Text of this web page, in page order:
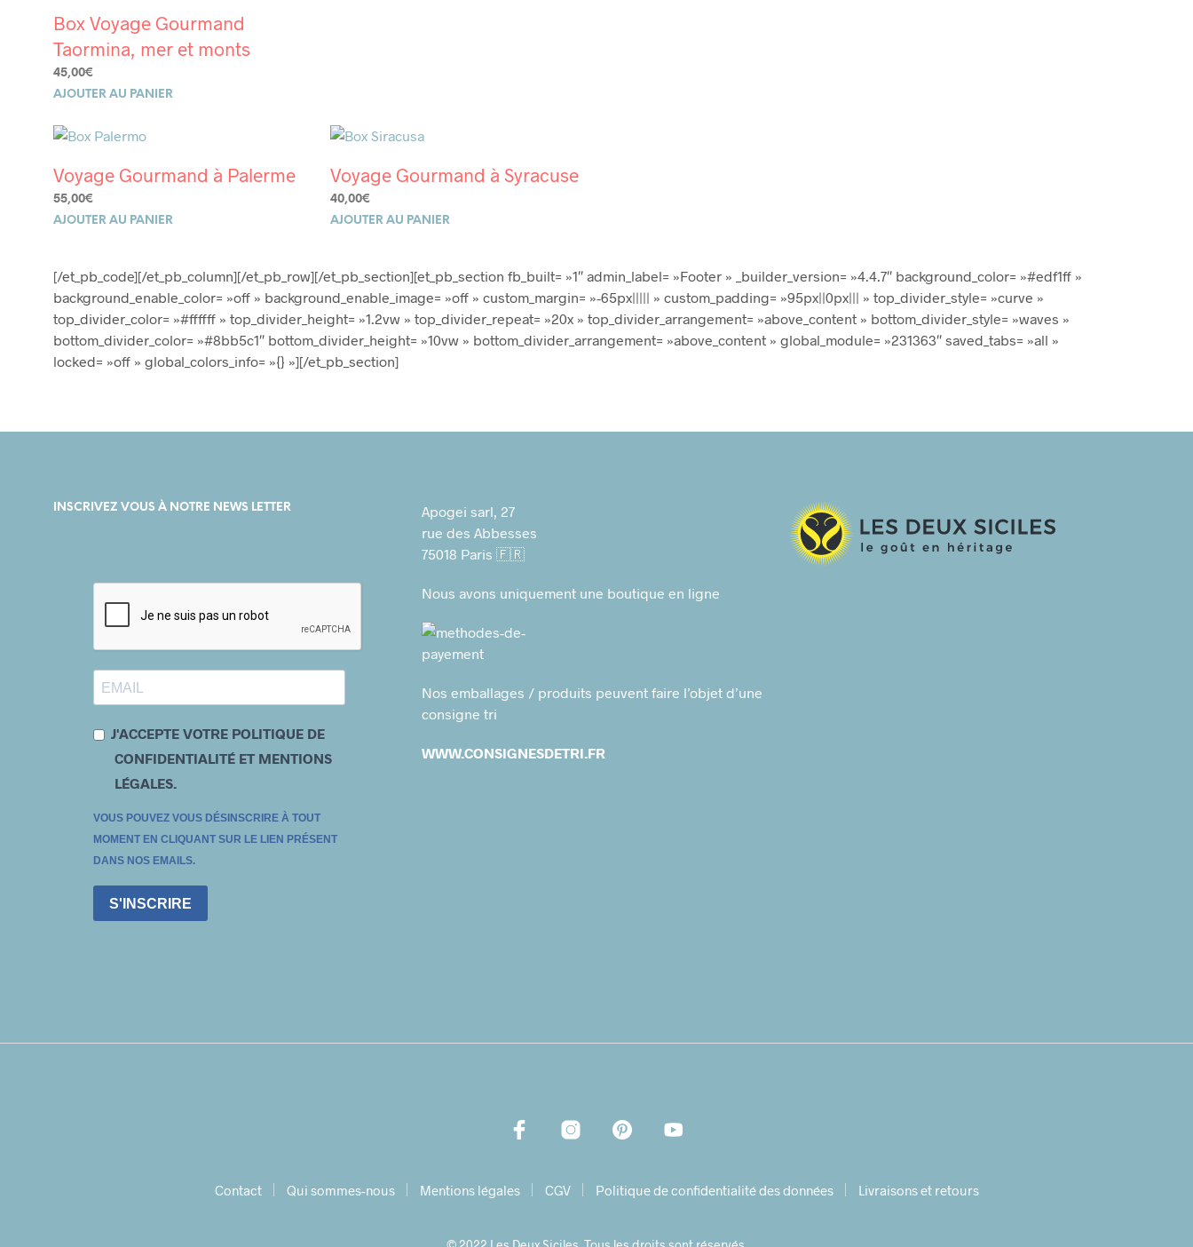
Box Voyage Gourmand
Taormina, mer et monts
45,00€
AJOUTER AU PANIER
Voyage Gourmand à Palerme
55,00€
AJOUTER AU PANIER
Voyage Gourmand à Syracuse
40,00€
AJOUTER AU PANIER
[/et_pb_code][/et_pb_column][/et_pb_row][/et_pb_section][et_pb_section fb_built= »1″ admin_label= »Footer » _builder_version= »4.4.7″ background_color= »#edf1ff »
background_enable_color= »off » background_enable_image= »off » custom_margin= »-65px||||| » custom_padding= »95px||0px||| » top_divider_style= »curve »
top_divider_color= »#ffffff » top_divider_height= »1.2vw » top_divider_repeat= »20x » top_divider_arrangement= »above_content » bottom_divider_style= »waves »
bottom_divider_color= »#8bb5c1″ bottom_divider_height= »10vw » bottom_divider_arrangement= »above_content » global_module= »231363″ saved_tabs= »all »
locked= »off » global_colors_info= »{} »][/et_pb_section]
INSCRIVEZ VOUS À NOTRE NEWS LETTER
J'ACCEPTE VOTRE POLITIQUE DE
CONFIDENTIALITÉ ET MENTIONS
LÉGALES.
VOUS POUVEZ VOUS DÉSINSCRIRE À TOUT
MOMENT EN CLIQUANT SUR LE LIEN PRÉSENT
DANS NOS EMAILS.
S'INSCRIRE
Apogei sarl, 27
rue des Abbesses
75018 Paris 🇫🇷
Nous avons uniquement une boutique en ligne
Nos emballages / produits peuvent faire l’objet d’une
consigne tri
WWW.CONSIGNESDETRI.FR
Contact Qui sommes-nous Mentions légales CGV Politique de confidentialité des données Livraisons et retours